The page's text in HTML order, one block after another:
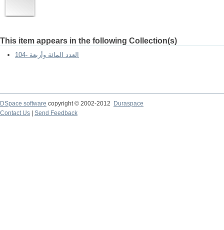
This item appears in the following Collection(s)
104- العدد المائة وأربعة
DSpace software copyright © 2002-2012
Duraspace
Contact Us
Send Feedback